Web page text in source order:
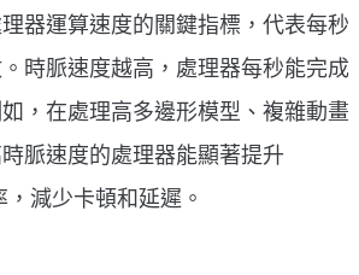
器運算速度的關鍵指標，代表每秒
時脈速度越高，處理器每秒能完成
，在處理高多邊形模型、複雜動畫
脈速度的處理器能顯著提升
減少卡頓和延遲。